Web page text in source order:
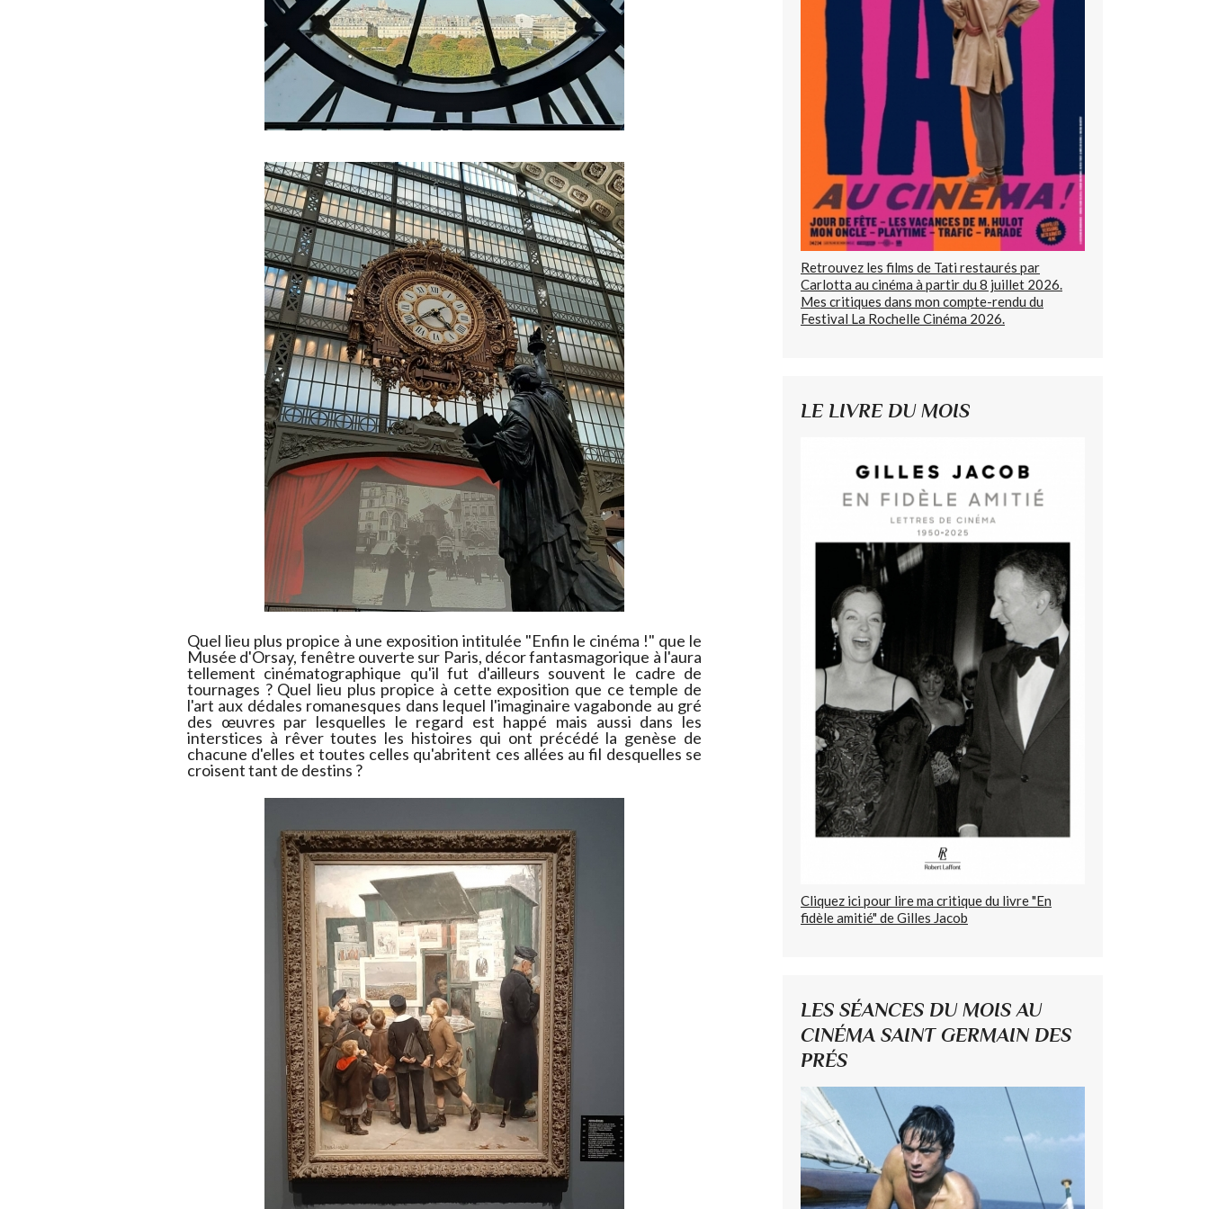
Quel lieu plus propice à une exposition intitulée "Enfin le cinéma !" que le
Musée d'Orsay, fenêtre ouverte sur Paris, décor fantasmagorique à l'aura
tellement cinématographique qu'il fut d'ailleurs souvent le cadre de
tournages ? Quel lieu plus propice à cette exposition que ce temple de
l'art aux dédales romanesques dans lequel l'imaginaire vagabonde au gré
des œuvres par lesquelles le regard est happé mais aussi dans les
interstices à rêver toutes les histoires qui ont précédé la genèse de
chacune d'elles et toutes celles qu'abritent ces allées au fil desquelles se
croisent tant de destins ?
Retrouvez les films de Tati restaurés par
Carlotta au cinéma à partir du 8 juillet 2026.
Mes critiques dans mon compte-rendu du
Festival La Rochelle Cinéma 2026.
LE LIVRE DU MOIS
Cliquez ici pour lire ma critique du livre "En
fidèle amitié" de Gilles Jacob
LES SÉANCES DU MOIS AU
CINÉMA SAINT GERMAIN DES
PRÉS